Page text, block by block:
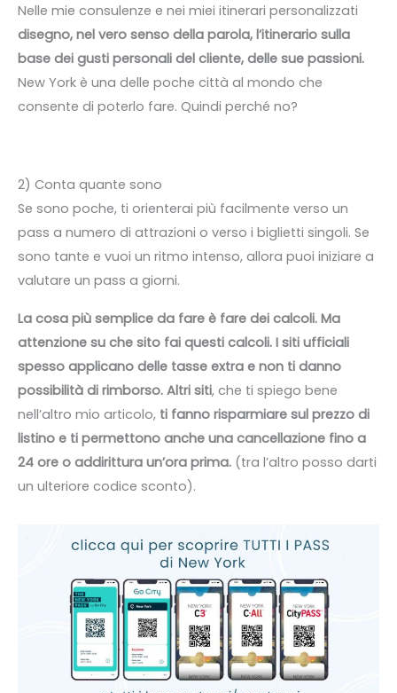
Nelle mie consulenze e nei miei itinerari personalizzati
disegno, nel vero senso della parola, l’itinerario sulla
base dei gusti personali del cliente, delle sue passioni.
New York è una delle poche città al mondo che
consente di poterlo fare. Quindi perché no?
2) Conta quante sono
Se sono poche, ti orienterai più facilmente verso un
pass a numero di attrazioni o verso i biglietti singoli. Se
sono tante e vuoi un ritmo intenso, allora puoi iniziare a
valutare un pass a giorni.
La cosa più semplice da fare è fare dei calcoli. Ma
attenzione su che sito fai questi calcoli. I siti ufficiali
spesso applicano delle tasse extra e non ti danno
possibilità di rimborso. Altri siti, che ti spiego bene
nell’altro mio articolo, ti fanno risparmiare sul prezzo di
listino e ti permettono anche una cancellazione fino a
24 ore o addirittura un’ora prima. (tra l’altro posso darti
un ulteriore codice sconto).